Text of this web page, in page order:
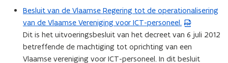
t
a
n
d
F
b
e
s
t
Besluit van de Vlaamse Regering tot de operationalisering
van de Vlaamse Vereniging voor ICT-personeel.
(
P
D
F
b
Dit is het uitvoeringsbesluit van het decreet van 6 juli 2012
betreffende de machtiging tot oprichting van een
Vlaamse vereniging voor ICT-personeel. In dit besluit